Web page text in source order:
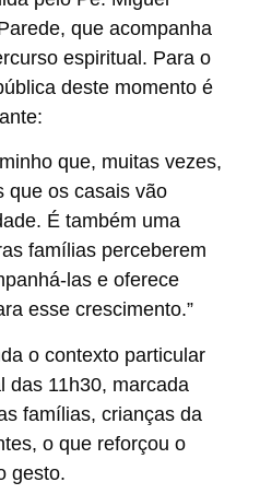
que acompanha
espiritual. Para o
deste momento é
que, muitas vezes,
que os casais vão
É também uma
famílias perceberem
las e oferece
esse crescimento.”
o contexto particular
das 11h30, marcada
famílias, crianças da
o que reforçou o
gesto.